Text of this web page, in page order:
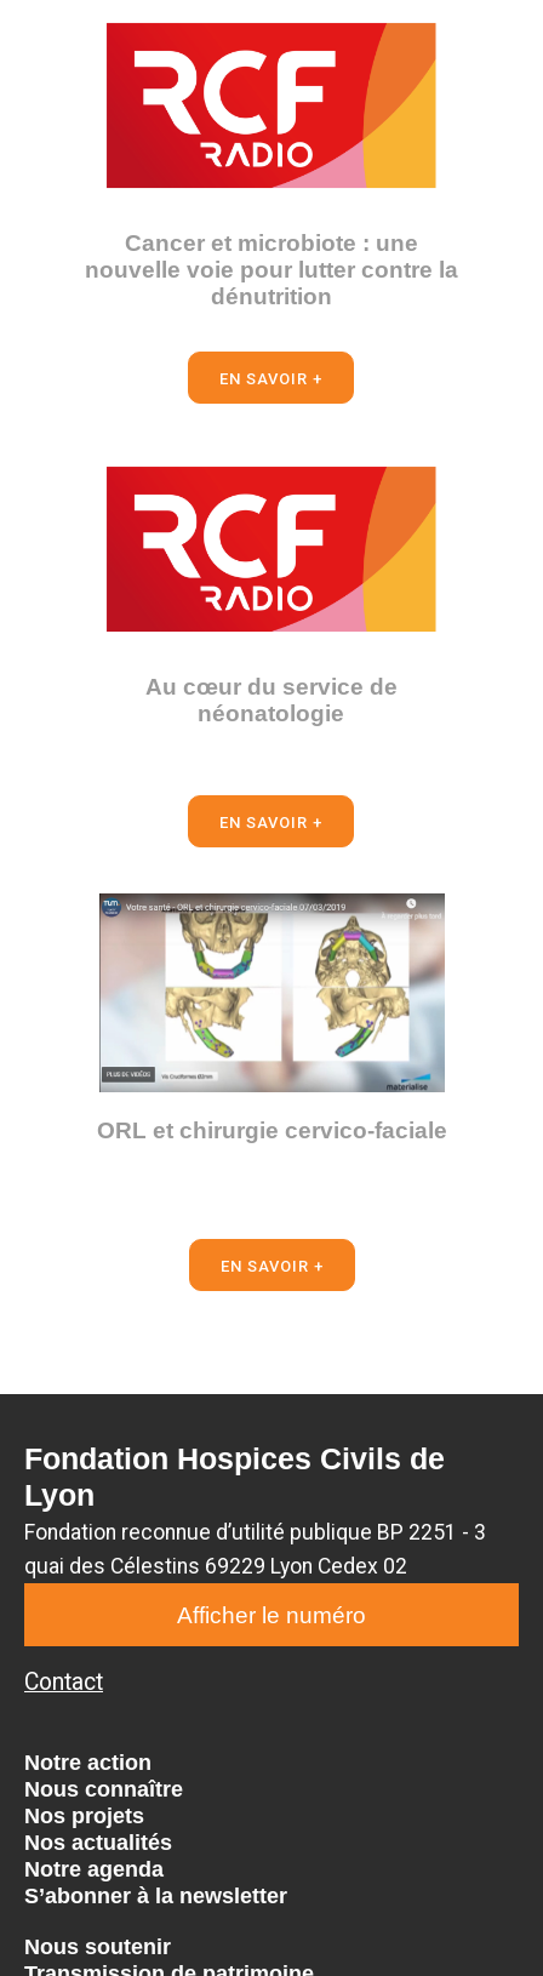
Cancer et microbiote : une
nouvelle voie pour lutter contre la
dénutrition
EN SAVOIR +
Au cœur du service de
néonatologie
EN SAVOIR +
ORL et chirurgie cervico-faciale
EN SAVOIR +
Fondation Hospices Civils de
Lyon
Fondation reconnue d’utilité publique BP 2251 - 3
quai des Célestins 69229 Lyon Cedex 02
Afficher le numéro
Contact
Notre action
Nous connaître
Nos projets
Nos actualités
Notre agenda
S’abonner à la newsletter
Nous soutenir